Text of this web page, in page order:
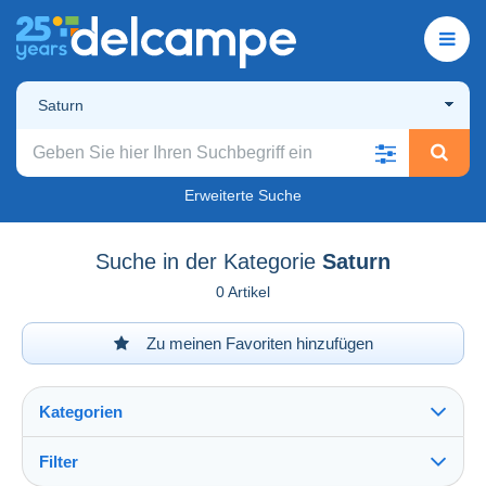
Saturn
Erweiterte Suche
Suche in der Kategorie Saturn
0 Artikel
Zu meinen Favoriten hinzufügen
Kategorien
Filter